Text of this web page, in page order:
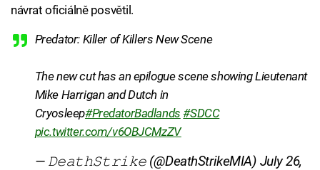
návrat oficiálně posvětil.
Predator: Killer of Killers New Scene
The new cut has an epilogue scene showing Lieutenant
Mike Harrigan and Dutch in
Cryosleep#PredatorBadlands #SDCC
pic.twitter.com/v6OBJCMzZV
— 𝙳𝚎𝚊𝚝𝚑𝚂𝚝𝚛𝚒𝚔𝚎 (@DeathStrikeMIA) July 26,